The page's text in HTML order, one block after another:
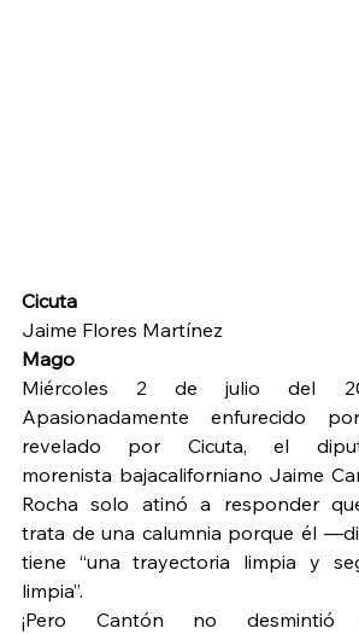
Cicuta
Jaime Flores Martínez
Mago
Miércoles 2 de julio del
Apasionadamente enfurecido
revelado por Cicuta, el
morenista bajacaliforniano Jaime
Rocha solo atinó a responder
trata de una calumnia porque él
tiene “una trayectoria limpia y
limpia”.
¡Pero Cantón no desmintió